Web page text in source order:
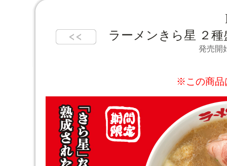
ラーメンきら星 ２
発売開
※この商品